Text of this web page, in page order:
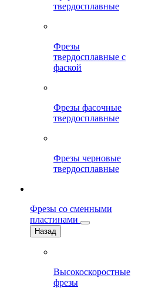
твердосплавные
Фрезы
твердосплавные с
фаской
Фрезы фасочные
твердосплавные
Фрезы черновые
твердосплавные
Фрезы со сменными
пластинами
Назад
Высокоскоростные
фрезы